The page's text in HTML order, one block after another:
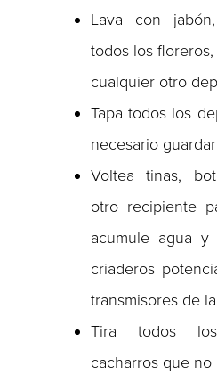
Lava con
todos los
cualquier otro
Tapa todos los
necesario
Voltea tinas,
otro recipiente
acumule agua
criaderos
transmisores de
Tira todos
cacharros que no